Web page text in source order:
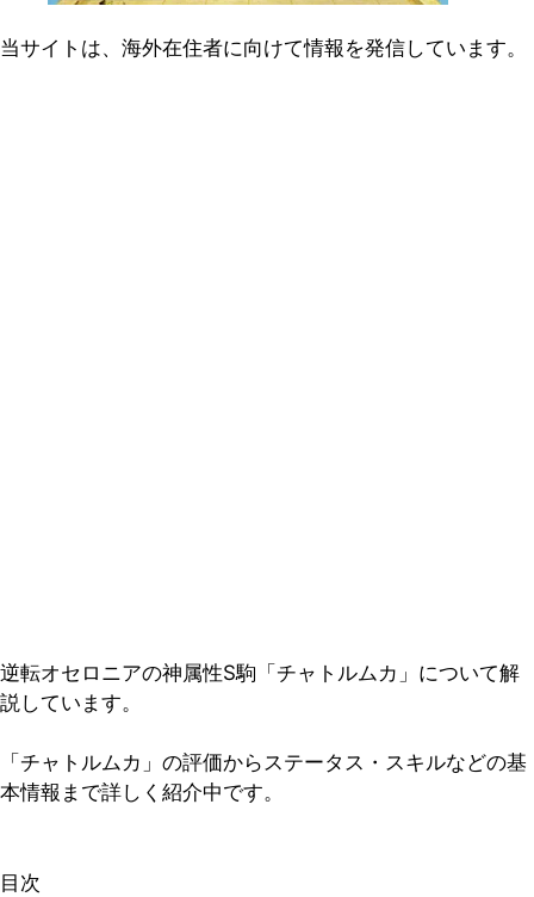
当サイトは、海外在住者に向けて情報を発信しています。
逆転オセロニアの神属性S駒「チャトルムカ」について解
説しています。
「チャトルムカ」の評価からステータス・スキルなどの基
本情報まで詳しく紹介中です。
目次